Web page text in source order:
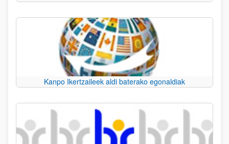
Kanpo Ikertzaileek aldi baterako egonaldiak